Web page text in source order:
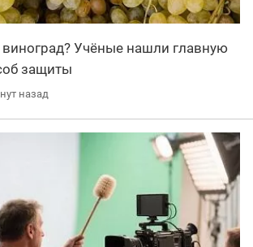
виноград? Учёные нашли главную
защиты
назад